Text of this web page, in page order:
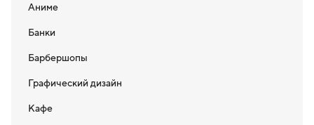
Аниме
Банки
Барбершопы
Графический дизайн
Кафе